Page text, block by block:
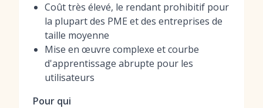
Coût très élevé, le rendant prohibitif pour
la plupart des PME et des entreprises de
taille moyenne
Mise en œuvre complexe et courbe
d'apprentissage abrupte pour les
utilisateurs
Pour qui